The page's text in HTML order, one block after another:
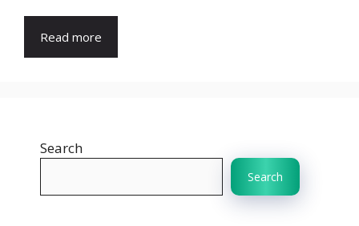
Read more
Search
Search